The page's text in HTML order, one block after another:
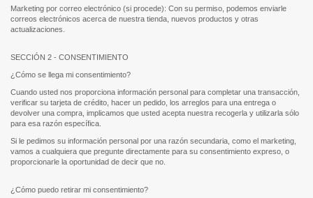
Marketing por correo electrónico (si procede): Con su permiso, podemos enviarle
correos electrónicos acerca de nuestra tienda, nuevos productos y otras
actualizaciones.
SECCIÓN 2 - CONSENTIMIENTO
¿Cómo se llega mi consentimiento?
Cuando usted nos proporciona información personal para completar una transacción,
verificar su tarjeta de crédito, hacer un pedido, los arreglos para una entrega o
devolver una compra, implicamos que usted acepta nuestra recogerla y utilizarla sólo
para esa razón específica.
Si le pedimos su información personal por una razón secundaria, como el marketing,
vamos a cualquiera que pregunte directamente para su consentimiento expreso, o
proporcionarle la oportunidad de decir que no.
¿Cómo puedo retirar mi consentimiento?